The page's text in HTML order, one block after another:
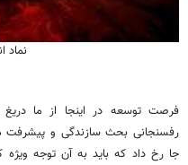
نماد
فرصت توسعه در اینجا از ما
رفسنجانی بحث سازندگی و
جا رخ داد که باید به آن توجه